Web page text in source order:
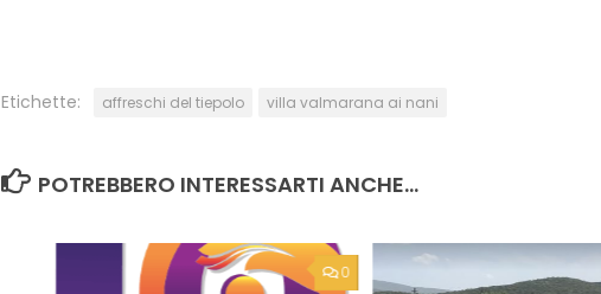
Etichette: affreschi del tiepolo villa valmarana ai nani
POTREBBERO INTERESSARTI ANCHE...
0